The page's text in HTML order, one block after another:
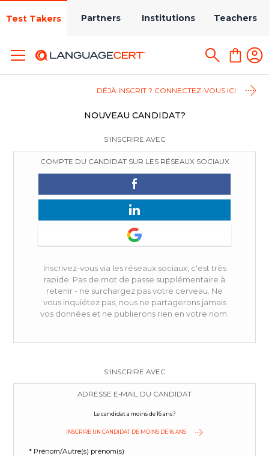
Test Takers Partners Institutions Teachers
DÉJÀ INSCRIT ? CONNECTEZ-VOUS ICI
NOUVEAU CANDIDAT?
S'INSCRIRE AVEC
COMPTE DU CANDIDAT SUR LES RÉSEAUX SOCIAUX
Inscrivez-vous via les réseaux sociaux, c'est très
rapide. Pas de mot de passe supplémentaire à
retenir - ne surchargez pas votre cerveau. Ne
vous inquiétez pas, nous ne partagerons jamais
vos données et ne publierons rien en votre nom.
S'INSCRIRE AVEC
ADRESSE E-MAIL DU CANDIDAT
Le candidat a moins de 16 ans?
INSCRIRE UN CANDIDAT DE MOINS DE 16 ANS
* Prénom/Autre(s) prénom(s)